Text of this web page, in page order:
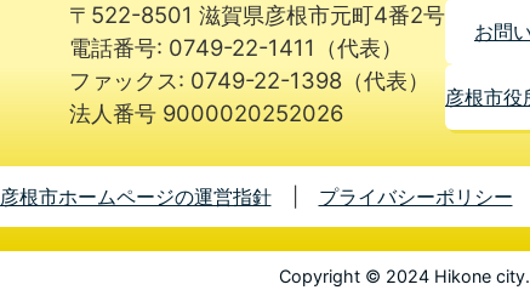
〒522-8501 滋賀県彦根市元町4番2号
電話番号: 0749-22-1411（代表）
ファックス: 0749-22-1398（代表）
法人番号 9000020252026
お問
彦根市役
彦根市ホームページの運営指針 プライバシーポリシー
Copyright © 2024 Hikone city.